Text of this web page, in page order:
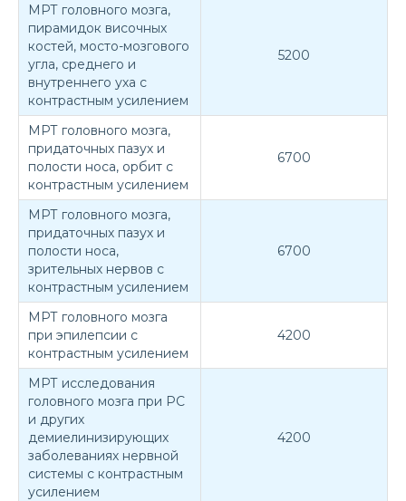
МРТ головного мозга,
пирамидок височных
костей, мосто-мозгового
угла, среднего и
внутреннего уха с
контрастным усилением
5200
МРТ головного мозга,
придаточных пазух и
полости носа, орбит с
контрастным усилением
6700
МРТ головного мозга,
придаточных пазух и
полости носа,
зрительных нервов с
контрастным усилением
6700
МРТ головного мозга
при эпилепсии с
контрастным усилением
4200
МРТ исследования
головного мозга при РС
и других
демиелинизирующих
заболеваниях нервной
системы с контрастным
усилением
4200